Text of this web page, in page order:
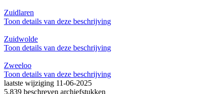
Zuidlaren
Toon details van deze beschrijving
Zuidwolde
Toon details van deze beschrijving
Zweeloo
Toon details van deze beschrijving
laatste wijziging 11-06-2025
5.839 beschreven archiefstukken